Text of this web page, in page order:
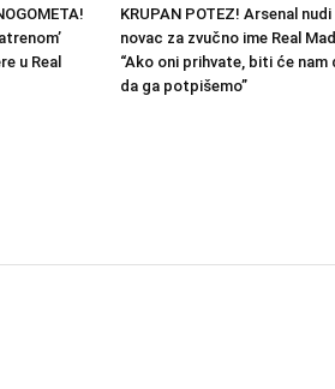
u Real
KRUPAN POTEZ! Arsenal nudi
novac za zvučno ime Real
“Ako oni prihvate, biti će nam
da ga potpišemo”